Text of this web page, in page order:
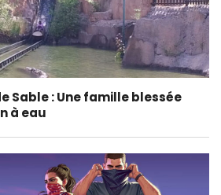
Sable : Une famille blessée
à eau